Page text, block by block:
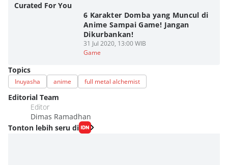
Curated For You
6 Karakter Domba yang Muncul di
Anime Sampai Game! Jangan
Dikurbankan!
31 Jul 2020, 13:00 WIB
Game
Topics
Inuyasha anime full metal alchemist
Editorial Team
Editor
Dimas Ramadhan
Tonton lebih seru di